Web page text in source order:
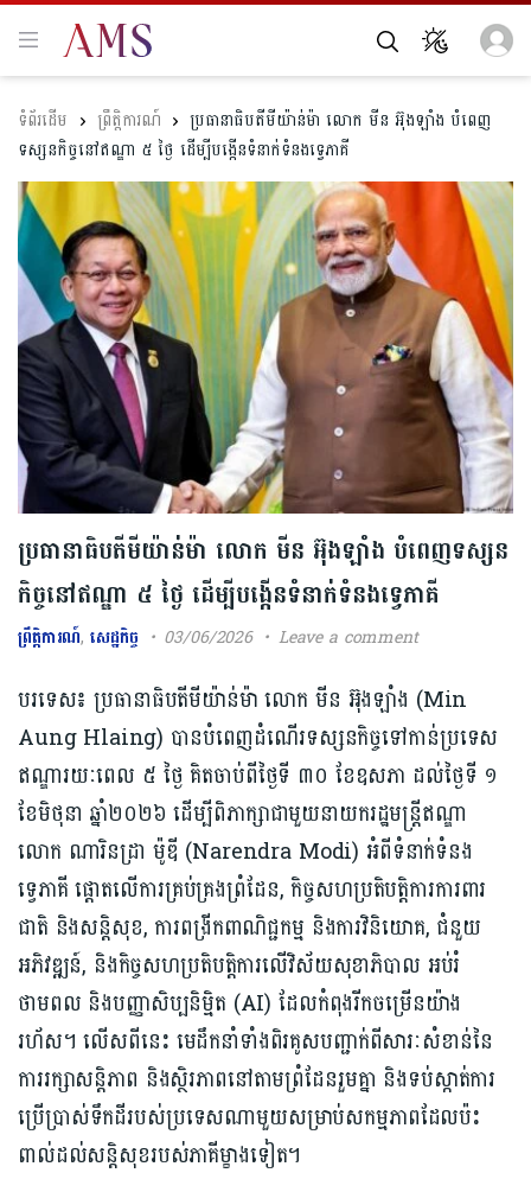
ព្រឹត្តិការណ៍
ប្រធានាធិបតីមីយ៉ាន់ម៉ា លោក មីន អ៊ុងឡាំង បំពេញ
ទស្សនកិច្ចនៅឥណ្ឌា ៥ ថ្ងៃ ដើម្បីបង្កើនទំនាក់ទំនងទ្វេភាគី
ប្រធានាធិបតីមីយ៉ាន់ម៉ា លោក មីន អ៊ុងឡាំង បំពេញទស្សន
កិច្ចនៅឥណ្ឌា ៥ ថ្ងៃ ដើម្បីបង្កើនទំនាក់ទំនងទ្វេភាគី
ព្រឹត្តិការណ៍,សេដ្ឋកិច្ច 03/06/2026 Leave a comment
បរទេស៖ ប្រធានាធិបតីមីយ៉ាន់ម៉ា លោក មីន អ៊ុងឡាំង (Min
Aung Hlaing) បានបំពេញដំណើរទស្សនកិច្ចទៅកាន់ប្រទេស
ឥណ្ឌារយៈពេល ៥ ថ្ងៃ គិតចាប់ពីថ្ងៃទី ៣០ ខែឧសភា ដល់ថ្ងៃទី ១
ខែមិថុនា ឆ្នាំ២០២៦ ដើម្បីពិភាក្សាជាមួយនាយករដ្ឋមន្ត្រីឥណ្ឌា
លោក ណារិនដ្រា ម៉ូឌី (Narendra Modi) អំពីទំនាក់ទំនង
ទ្វេភាគី ផ្តោតលើការគ្រប់គ្រងព្រំដែន, កិច្ចសហប្រតិបត្តិការការពារ
ជាតិ និងសន្តិសុខ, ការពង្រីកពាណិជ្ជកម្ម និងការវិនិយោគ, ជំនួយ
អភិវឌ្ឍន៍, និងកិច្ចសហប្រតិបត្តិការលើវិស័យសុខាភិបាល អប់រំ
ថាមពល និងបញ្ញាសិប្បនិម្មិត (AI) ដែលកំពុងរីកចម្រើនយ៉ាង
រហ័ស។ លើសពីនេះ មេដឹកនាំទាំងពិរគូសបញ្ជាក់ពីសារៈសំខាន់នៃ
ការរក្សាសន្តិភាព និងស្ថិរភាពនៅតាមព្រំដែនរួមគ្នា និងទប់ស្កាត់ការ
ប្រើប្រាស់ទឹកដីរបស់ប្រទេសណាមួយសម្រាប់សកម្មភាពដែលប៉ះ
ពាល់ដល់សន្តិសុខរបស់ភាគីម្ខាងទៀត។